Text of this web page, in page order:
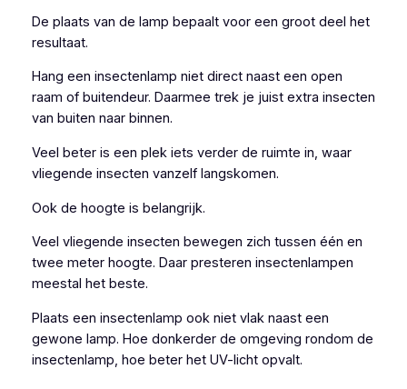
De plaats van de lamp bepaalt voor een groot deel het
resultaat.
Hang een insectenlamp niet direct naast een open
raam of buitendeur. Daarmee trek je juist extra insecten
van buiten naar binnen.
Veel beter is een plek iets verder de ruimte in, waar
vliegende insecten vanzelf langskomen.
Ook de hoogte is belangrijk.
Veel vliegende insecten bewegen zich tussen één en
twee meter hoogte. Daar presteren insectenlampen
meestal het beste.
Plaats een insectenlamp ook niet vlak naast een
gewone lamp. Hoe donkerder de omgeving rondom de
insectenlamp, hoe beter het UV-licht opvalt.